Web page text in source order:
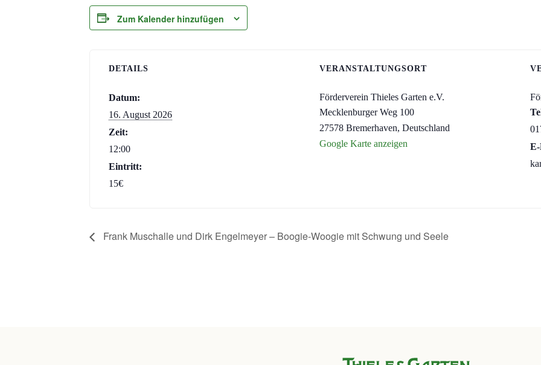
Zum Kalender hinzufügen
DETAILS
Datum:
16. August 2026
Zeit:
12:00
Eintritt:
15€
VERANSTALTUNGSORT
Förderverein Thieles Garten e.V.
Mecklenburger Weg 100
27578 Bremerhaven, Deutschland
Google Karte anzeigen
Frank Muschalle und Dirk Engelmeyer – Boogie-Woogie mit Schwung und Seele